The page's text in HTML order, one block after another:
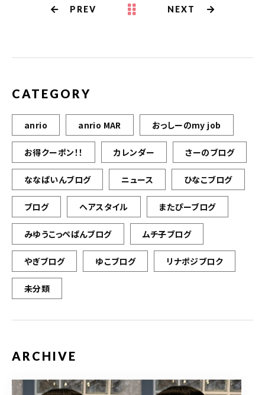
PREV NEXT
CATEGORY
anrio anrio MAR おっしーのmy job
お得クーポン！！ カレンダー さーのブログ
ななぱいんブログ ニュース ひなこブログ
ブログ ヘアスタイル またぴーブログ
みゆうこっぺぱんブログ ムチ子ブログ
やぎブログ ゆこブログ リナポジブロク
未分類
ARCHIVE